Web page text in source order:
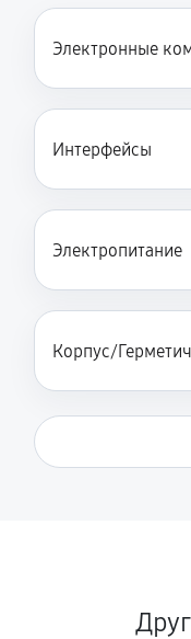
Электронные
Интерфейсы
Электропитание
Корпус/